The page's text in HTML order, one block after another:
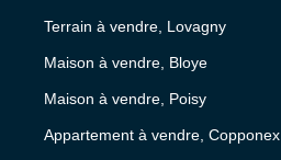
Terrain à vendre, Lovagny
Maison à vendre, Bloye
Maison à vendre, Poisy
Appartement à vendre, Copponex